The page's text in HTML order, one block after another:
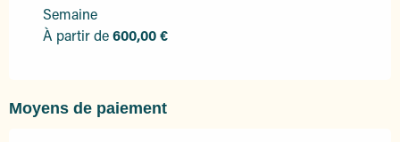
Du1 septembre 2026
Semaine
À partir de600,00 €
Moyens de paiement